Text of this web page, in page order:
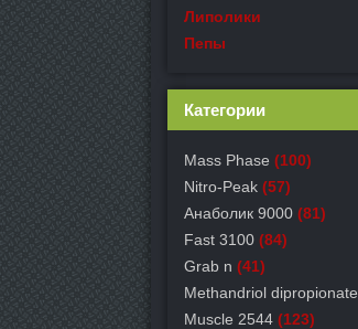
Липолики
Пепы
Категории
Mass Phase (100)
Nitro-Peak (57)
Анаболик 9000 (81)
Fast 3100 (84)
Grab n (41)
Methandriol dipropionate
Muscle 2544 (123)